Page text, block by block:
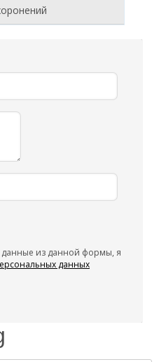
из данной формы, я
данных